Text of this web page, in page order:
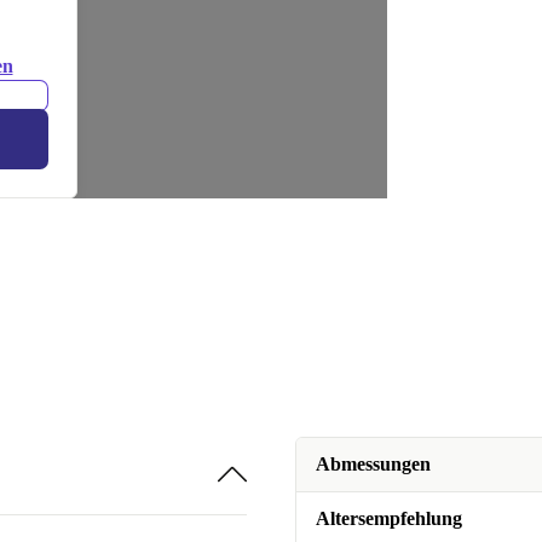
Abmessungen
Altersempfehlung